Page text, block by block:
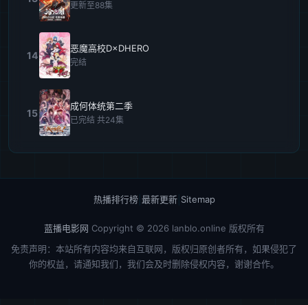
更新至88集
14
恶魔高校D×DHERO
完结
15
成何体统第二季
已完结 共24集
热播排行榜| 最新更新| Sitemap
蓝播电影网 Copyright © 2026 lanblo.online 版权所有
免责声明：本站所有内容均来自互联网，版权归原创者所有，如果侵犯了
你的权益，请通知我们，我们会及时删除侵权内容，谢谢合作。